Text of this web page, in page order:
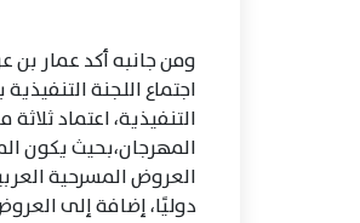
ومن جانبه أكد عمار بن
اجتماع اللجنة
التنفيذية، اعتماد
المهرجان،بحيث يكون
العروض المسرحية
دوليًا، إضافة إلى